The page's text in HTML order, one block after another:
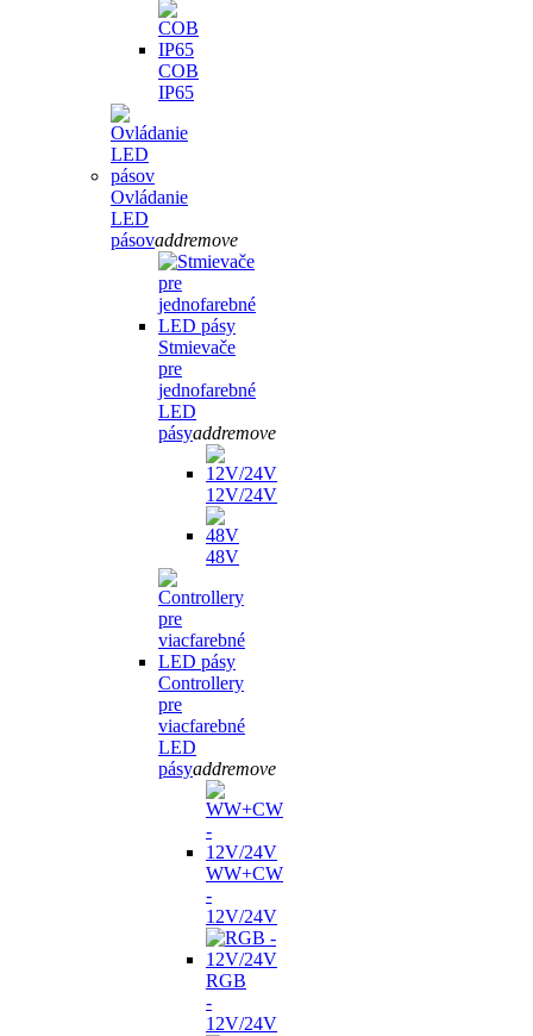
COB
IP65
Ovládanie
LED
pásovaddremove
Stmievače
pre
jednofarebné
LED
pásyaddremove
12V/24V
48V
Controllery
pre
viacfarebné
LED
pásyaddremove
WW+CW
-
12V/24V
RGB
-
12V/24V